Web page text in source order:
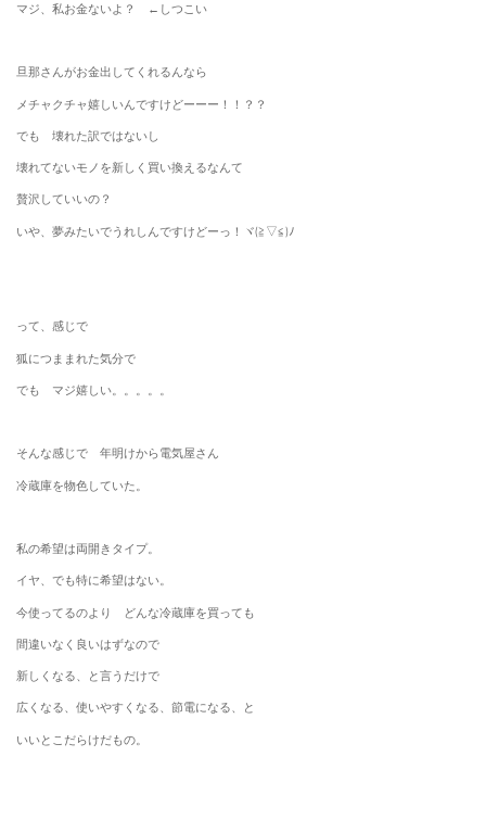
マジ、私お金ないよ？ ←しつこい
旦那さんがお金出してくれるんなら
メチャクチャ嬉しいんですけどーーー！！？？
でも 壊れた訳ではないし
壊れてないモノを新しく買い換えるなんて
贅沢していいの？
いや、夢みたいでうれしんですけどーっ！ヾ(≧▽≦)ﾉ
って、感じで
狐につままれた気分で
でも マジ嬉しい。。。。。
そんな感じで 年明けから電気屋さん
冷蔵庫を物色していた。
私の希望は両開きタイプ。
イヤ、でも特に希望はない。
今使ってるのより どんな冷蔵庫を買っても
間違いなく良いはずなので
新しくなる、と言うだけで
広くなる、使いやすくなる、節電になる、と
いいとこだらけだもの。